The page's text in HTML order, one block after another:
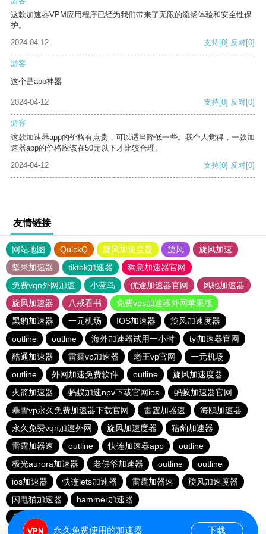
这款加速器VPM应用程序已经为我们带来了无限的流畅体验和安全性保
护。
2024-04-12
支持[0] 反对[0]
游客
这个是app神器
2024-04-12 支持[0] 反对[0]
游客
这款加速器app的价格有点贵，可以适当降低一些。我个人觉得，一款加
速器app的价格应该在50元以下才比较合理。
2024-04-12
支持[0] 反对[0]
友情链接
网站地图 QuickQ 旋风加速度器 旋风
旋风加速
坚果加速器
tiktok加速器
狗急加速器官网
免费vqn外网加速
小蓝鸟 优途加速器官网
风驰加速器
旋风加速器
八戒看书
免费vps加速器外网苹果版
黑豹加速器
一元机场 IOS加速器
旋风加速度器
outline
outline 海外加速器试用一小时
tyl加速器官网
酷通加速器
雷霆vp加速器 老王vp官网
一元机场
outline
外网加速免费软件 outline
旋风加速度器
火箭加速器
蚂蚁加速npv下载官网ios
蚂蚁加速器官网
暴雪vp永久免费加速器下载官网
雷霆加器速
海鸥加速器
永久免费vqn加速外网
旋风加速度器
猎豹加速器
雷霆加器速
outline 快连加速器app
outline
极光aurora加速器
老佛爷加速器 outline
outline
ios加速器
快连lets加速器 雷霆加器速
旋风加速度器
闪电猫加速器
hammer加速器
暴雪vp永久免费加速器下载官网
永久免费使用的加速器 下载